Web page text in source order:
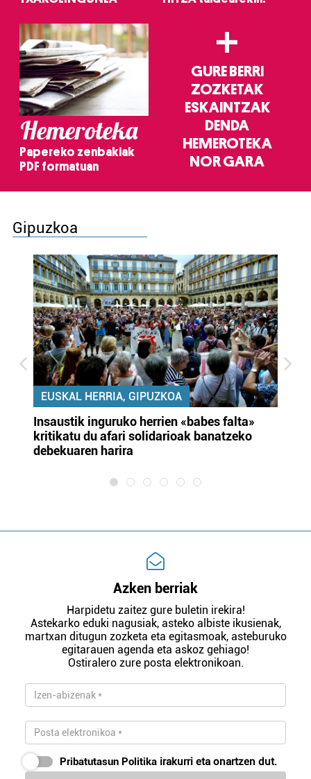
Hemeroteka
Papereko zenbakiak
PDF formatuan
+
GURE BERRI
ZOZKETAK
ESKAINTZAK
DENDA
HEMEROTEKA
NOR GARA
Gipuzkoa
EUSKAL HERRIA, GIPUZKOA
Insaustik inguruko herrien «babes falta»
kritikatu du afari solidarioak banatzeko
debekuaren harira
Azken berriak
Harpidetu zaitez gure buletin irekira!
Astekarko eduki nagusiak, asteko albiste ikusienak,
martxan ditugun zozketa eta egitasmoak, asteburuko
egitarauen agenda eta askoz gehiago!
Ostiralero zure posta elektronikoan.
Pribatutasun Politika irakurri eta onartzen dut.